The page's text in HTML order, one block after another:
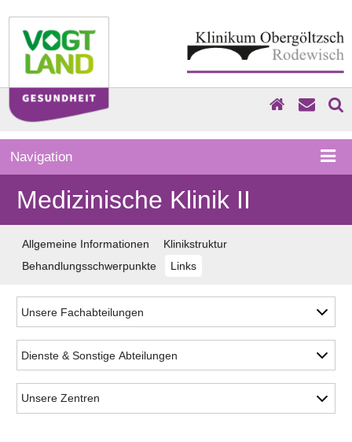
Navigation
Medizinische Klinik II
Allgemeine Informationen
Klinikstruktur
Behandlungsschwerpunkte
Links